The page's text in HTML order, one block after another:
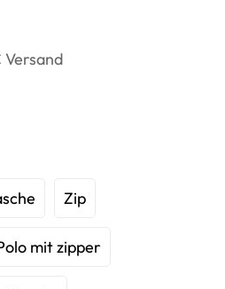
Versand
Zip
mit zipper